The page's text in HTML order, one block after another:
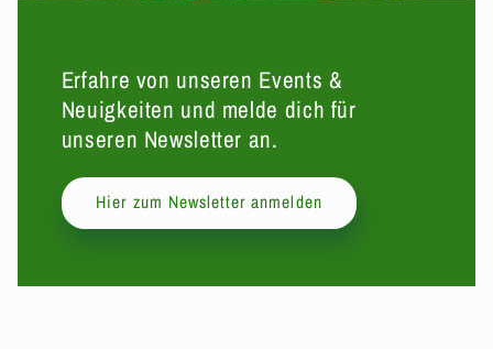
Erfahre von unseren Events &
Neuigkeiten und melde dich für
unseren Newsletter an.
Hier zum Newsletter anmelden